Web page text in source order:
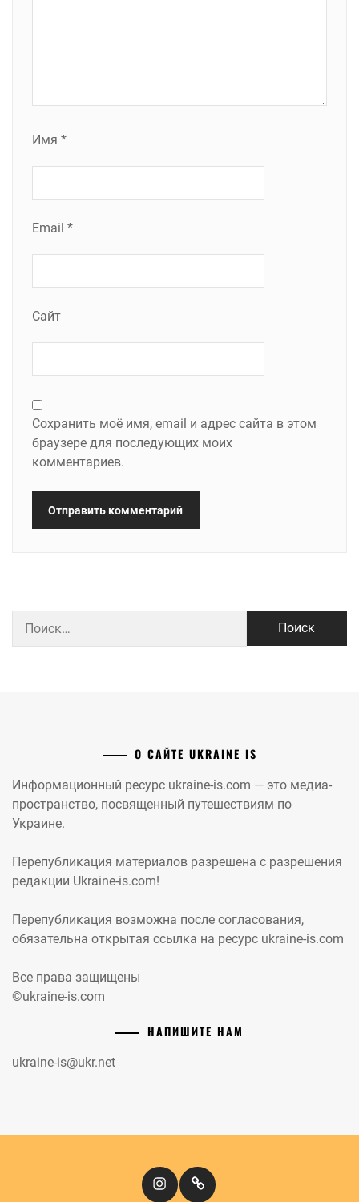
Имя *
Email *
Сайт
Сохранить моё имя, email и адрес сайта в этом
браузере для последующих моих
комментариев.
О САЙТЕ UKRAINE IS
Информационный ресурс ukraine-is.com — это медиа-
пространство, посвященный путешествиям по
Украине.
Перепубликация материалов разрешена с разрешения
редакции Ukraine-is.com!
Перепубликация возможна после согласования,
обязательна открытая ссылка на ресурс ukraine-is.com
Все права защищены
©ukraine-is.com
НАПИШИТЕ НАМ
ukraine-is@ukr.net
InstagramКіномандри